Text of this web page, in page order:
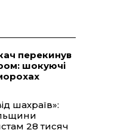
перекинув
шокуючі
шахраїв»:
28 тисяч